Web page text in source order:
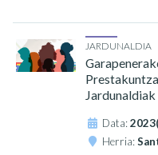
JARDUNALDIA
Jardunaldiak
Data:
Herria: